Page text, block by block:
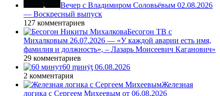
Вечер с Владимиром Соловьёвым 02.08.2026
— Воскресный выпуск
127 комментариев
Бесогон ТВ с
Михалковым 26.07.2026 — «У каждой аварии есть имя,
фамилия и должность», – Лазарь Моисеевич Каганович»
29 комментариев
60 ṃинẏƫ 06.08.2026
2 комментария
Железная
логика с Сергеем Михеевым от 06.08.2026